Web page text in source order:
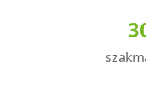
változatok